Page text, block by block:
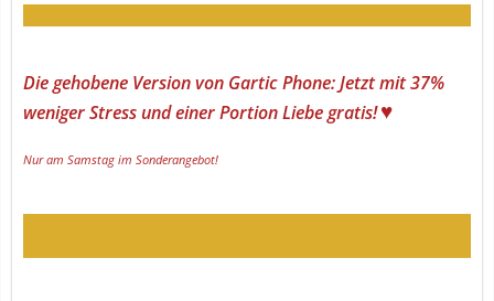
Die gehobene Version von Gartic Phone: Jetzt mit 37%
weniger Stress und einer Portion Liebe gratis!♥
Nur am Samstag im Sonderangebot!